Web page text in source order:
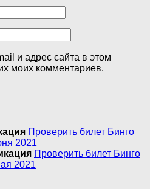
и адрес сайта в этом
моих комментариев.
Проверить билет Бинго
2021
Проверить билет Бинго
2021